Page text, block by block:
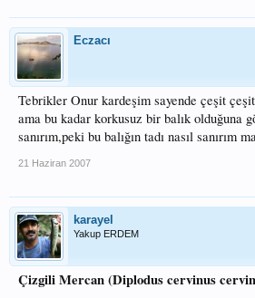
Eczacı
Tebrikler Onur kardeşim sayende çeşit
ama bu kadar korkusuz bir balık olduğuna
sanırım,peki bu balığın tadı nasıl sanırım
21 Haziran 2007
karayel
Yakup ERDEM
Çizgili Mercan (Diplodus cervinus